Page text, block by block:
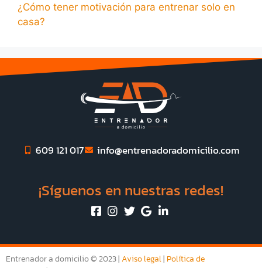
¿Cómo tener motivación para entrenar solo en
casa?
609 121 017 info@entrenadoradomicilio.com
¡Síguenos en nuestras redes!
Entrenador a domicilio © 2023 |Aviso legal| Política de